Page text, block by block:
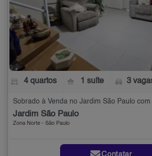
4 quartos 1 suíte 3
Sobrado à Venda no Jardim São Paulo
Jardim São Paulo
Zona Norte - São Paulo
Contatar